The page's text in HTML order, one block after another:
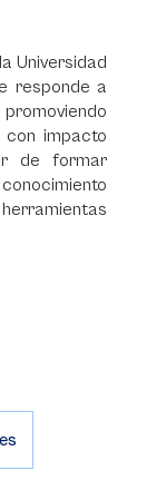
Universidad
responde a
con impacto
de formar